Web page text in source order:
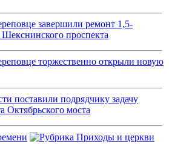
завершили ремонт 1,5-
проспекта
торжественно открыли новую
поставили подрядчику задачу
Октябрьского моста